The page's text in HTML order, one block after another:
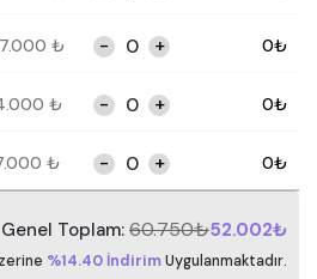
₺ - + 0₺
₺ - + 0₺
₺ - + 0₺
Genel Toplam: 60.750₺52.002₺
%14.40 İndirimUygulanmaktadır.